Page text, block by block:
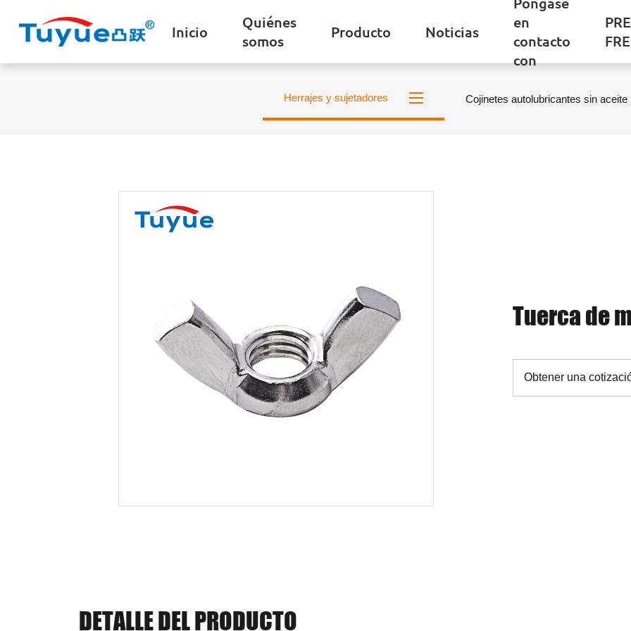
Inicio
Quiénes
somos
Producto Noticias
en
contacto
con
Herrajes y sujetadores Cojinetes autolubricantes sin aceite
Tuerca de
Obtener una
DETALLE DEL PRODUCTO